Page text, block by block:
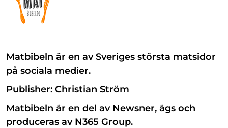
Matbibeln är en av Sveriges största matsidor
på sociala medier.
Publisher: Christian Ström
Matbibeln är en del av Newsner, ägs och
produceras av N365 Group.